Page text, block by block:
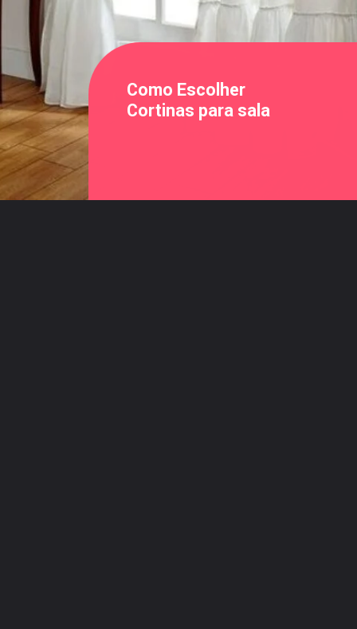
Como Escolher
Cortinas para sala